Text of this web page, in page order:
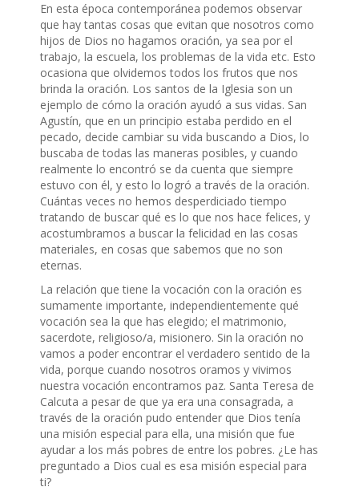
En esta época contemporánea podemos observar
que hay tantas cosas que evitan que nosotros como
hijos de Dios no hagamos oración, ya sea por el
trabajo, la escuela, los problemas de la vida etc. Esto
ocasiona que olvidemos todos los frutos que nos
brinda la oración. Los santos de la Iglesia son un
ejemplo de cómo la oración ayudó a sus vidas. San
Agustín, que en un principio estaba perdido en el
pecado, decide cambiar su vida buscando a Dios, lo
buscaba de todas las maneras posibles, y cuando
realmente lo encontró se da cuenta que siempre
estuvo con él, y esto lo logró a través de la oración.
Cuántas veces no hemos desperdiciado tiempo
tratando de buscar qué es lo que nos hace felices, y
acostumbramos a buscar la felicidad en las cosas
materiales, en cosas que sabemos que no son
eternas.
La relación que tiene la vocación con la oración es
sumamente importante, independientemente qué
vocación sea la que has elegido; el matrimonio,
sacerdote, religioso/a, misionero. Sin la oración no
vamos a poder encontrar el verdadero sentido de la
vida, porque cuando nosotros oramos y vivimos
nuestra vocación encontramos paz. Santa Teresa de
Calcuta a pesar de que ya era una consagrada, a
través de la oración pudo entender que Dios tenía
una misión especial para ella, una misión que fue
ayudar a los más pobres de entre los pobres. ¿Le has
preguntado a Dios cual es esa misión especial para
ti?